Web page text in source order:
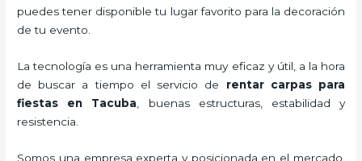
puedes tener disponible tu lugar favorito para la decoración
de tu evento.
La tecnología es una herramienta muy eficaz y útil, a la hora
de buscar a tiempo el servicio de rentar carpas para
fiestas en Tacuba , buenas estructuras, estabilidad y
resistencia.
Somos una empresa experta y posicionada en el mercado,